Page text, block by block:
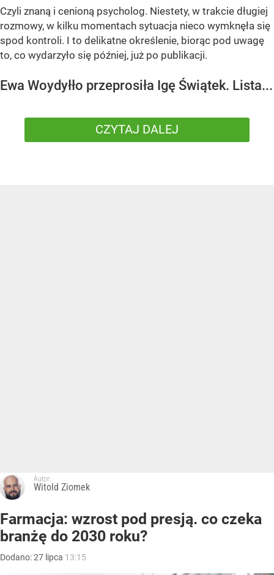
Czyli znaną i cenioną psycholog. Niestety, w trakcie długiej
rozmowy, w kilku momentach sytuacja nieco wymknęła się
spod kontroli. I to delikatne określenie, biorąc pod uwagę
to, co wydarzyło się później, już po publikacji.
Ewa Woydyłło przeprosiła Igę Świątek. Lista...
CZYTAJ DALEJ
Autor:
Witold Ziomek
Farmacja: wzrost pod presją. co czeka
branżę do 2030 roku?
Dodano:27 lipca 13:15